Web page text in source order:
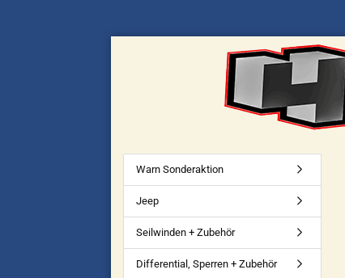
Warn Sonderaktion
Jeep
Seilwinden + Zubehör
Differential, Sperren + Zubehör